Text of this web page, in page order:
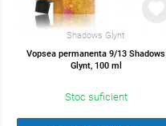
Shadows Glynt
Vopsea permanenta 9/13 Shadows
Glynt, 100 ml
Stoc suficient